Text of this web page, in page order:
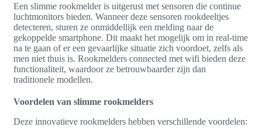
Een slimme rookmelder is uitgerust met sensoren die continue
luchtmonitors bieden. Wanneer deze sensoren rookdeeltjes
detecteren, sturen ze onmiddellijk een melding naar de
gekoppelde smartphone. Dit maakt het mogelijk om in real-time
na te gaan of er een gevaarlijke situatie zich voordoet, zelfs als
men niet thuis is. Rookmelders connected met wifi bieden deze
functionaliteit, waardoor ze betrouwbaarder zijn dan
traditionele modellen.
Voordelen van slimme rookmelders
Deze innovatieve rookmelders hebben verschillende voordelen: